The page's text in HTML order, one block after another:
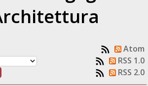
Atom
RSS 1.0
RSS 2.0